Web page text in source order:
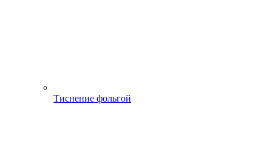
Тиснение фольгой